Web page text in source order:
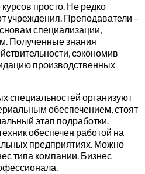
просто. Не редко
учреждения. Преподаватели –
специализации,
Полученные знания
сэкономив
производственных
специальностей организуют
обеспечением, стоят
этап подработки.
обеспечен работой на
предприятиях. Можно
типа компании. Бизнес